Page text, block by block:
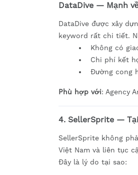
DataDive — Mạnh
DataDive được xây
keyword rất chi tiết.
Không có
Chi phí kết
Đường cong
Phù hợp với: Agency
4. SellerSprite —
SellerSprite không
Việt Nam và liên tục
Đây là lý do tại sao: